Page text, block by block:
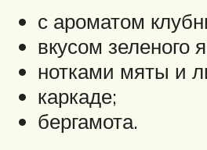
с ароматом
вкусом зеленого
нотками мяты и
каркаде;
бергамота.